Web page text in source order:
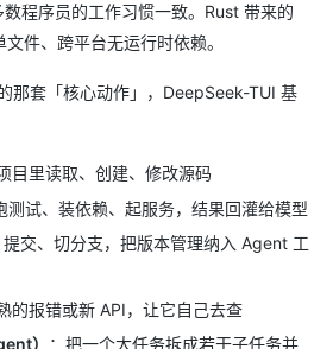
程序员的工作习惯一致。Rust 带来的
件、跨平台无运行时依赖。
那套「核心动作」，DeepSeek-TUI 基
目里读取、创建、修改源码
测试、装依赖、起服务，结果回灌给模型
交、切分支，把版本管理纳入 Agent 工
的报错或新 API，让它自己去查
）
：把一个大任务拆成若干子任务并